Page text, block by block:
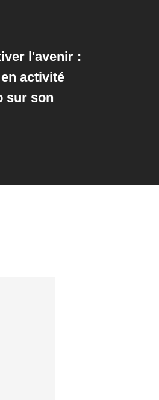
l'avenir :
activité
sur son